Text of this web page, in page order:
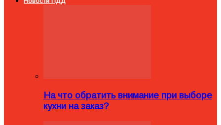
На что обратить внимание при выборе
кухни на заказ?